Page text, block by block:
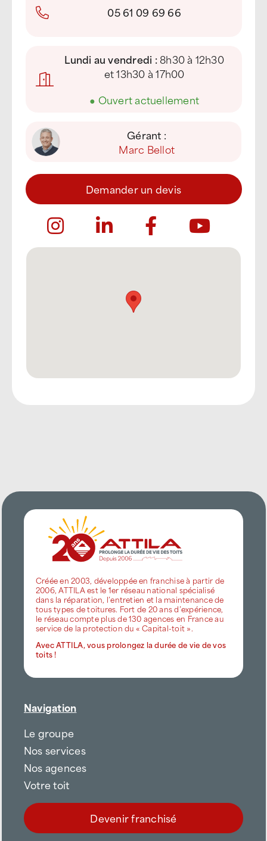
05 61 09 69 66
Lundi au vendredi :8h30 à 12h30
et 13h30 à 17h00
● Ouvert actuellement
Gérant :
Marc Bellot
Demander un devis
Créée en 2003, développée en franchise à partir de
2006, ATTILA est le 1er réseau national spécialisé
dans la réparation, l’entretien et la maintenance de
tous types de toitures. Fort de 20 ans d’expérience,
le réseau compte plus de 130 agences en France au
service de la protection du « Capital-toit ».
Avec ATTILA, vous prolongez la durée de vie de vos
toits !
Navigation
Le groupe
Nos services
Nos agences
Votre toit
Devenir franchisé